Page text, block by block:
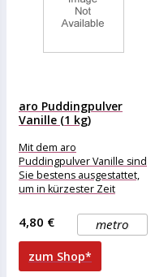
aro Puddingpulver
Vanille (1 kg)
Mit dem aro
Puddingpulver Vanille sind
Sie bestens ausgestattet,
um in kürzester Zeit
Vanillepudding für Ihre
Gäste zuzubereiten. Ob
metro
4,80 €
zum Shop*